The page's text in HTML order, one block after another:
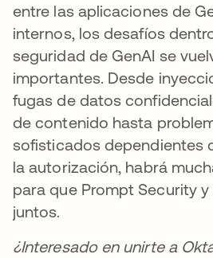
entre las aplicaciones de
internos, los desafíos
seguridad de GenAI se
importantes. Desde
fugas de datos
de contenido hasta
sofisticados dependientes
la autorización, habrá
para que Prompt Security
juntos.
¿Interesado en unirte a